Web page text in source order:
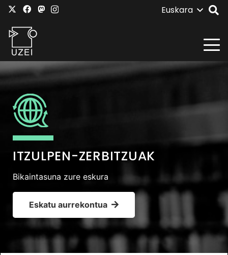
Euskara
ITZULPEN-ZERBITZUAK
Bikaintasuna zure eskura
Eskatu aurrekontua